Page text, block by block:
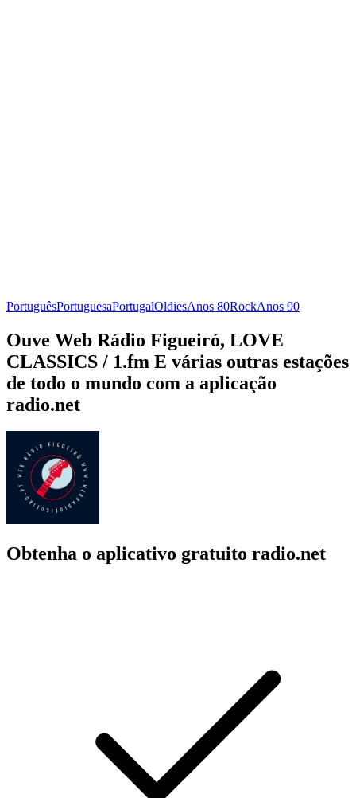
PortuguêsPortuguesaPortugalOldiesAnos 80RockAnos 90
Ouve Web Rádio Figueiró, LOVE
CLASSICS / 1.fm E várias outras estações
de todo o mundo com a aplicação
radio.net
Obtenha o aplicativo gratuito radio.net